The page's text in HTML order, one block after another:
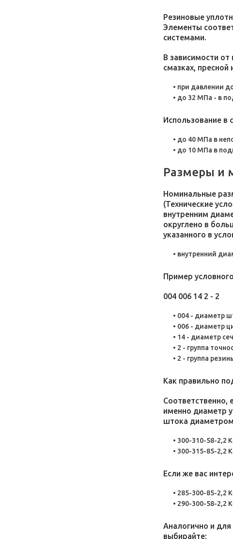
Резиновые
Элементы
системами.
В зависимости
смазках,
при давлении
до 32 МПа - в
Использование в
до 40 МПа в
до 10 МПа в
Размеры и
Номинальные
(Технические
внутренним
округлено в
указанного в
внутренний
Пример
004 006 14 2 - 2
004 - диаметр
006 - диаметр
14 - диаметр
2 - группа
2 - группа
Как правильно
Соответственно,
именно диаметр
штока
300-310-58-2,2
300-315-85-2,2
Если же вас
285-300-85-2,2
290-300-58-2,2
Аналогично и
выбирайте: